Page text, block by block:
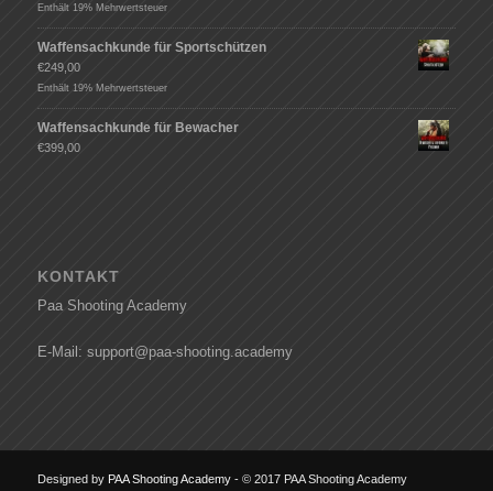
Enthält 19% Mehrwertsteuer
Waffensachkunde für Sportschützen
€249,00
Enthält 19% Mehrwertsteuer
Waffensachkunde für Bewacher
€399,00
KONTAKT
Paa Shooting Academy
E-Mail: support@paa-shooting.academy
Designed by PAA Shooting Academy- © 2017 PAA Shooting Academy